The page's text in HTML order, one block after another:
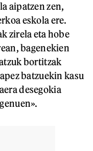
aipatzen zen,
eskola ere.
zirela eta hobe
bagenekien
bortitzak
batzuekin kasu
desegokia